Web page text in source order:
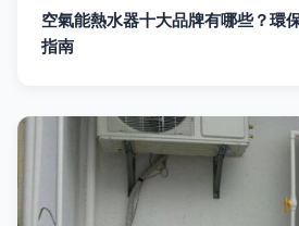
空氣能熱水器十大品牌有哪些？環
指南